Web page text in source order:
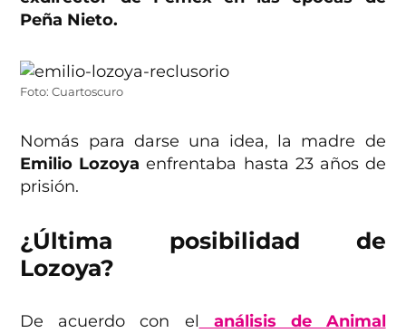
Peña Nieto.
Foto: Cuartoscuro
Nomás para darse una idea, la madre de
Emilio Lozoya enfrentaba hasta 23 años de
prisión.
¿Última posibilidad de
Lozoya?
De acuerdo con el análisis de Animal